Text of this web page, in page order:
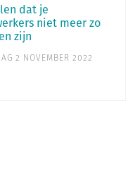
dat je
niet meer zo
zijn
2 NOVEMBER 2022